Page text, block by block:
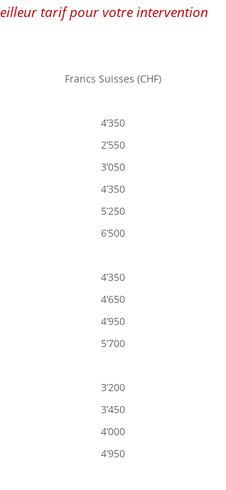
tarif pour votre intervention
Francs Suisses (CHF)
4’350
2’550
3’050
4’350
5’250
6’500
4’350
4’650
4’950
5’700
3’200
3’450
4’000
4’950